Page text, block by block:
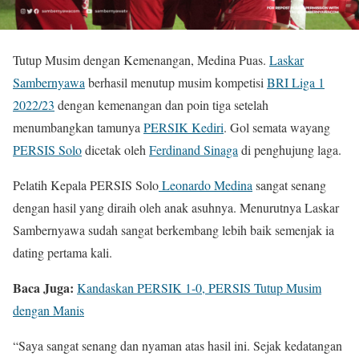
Tutup Musim dengan Kemenangan, Medina Puas. Laskar
Sambernyawaberhasil menutup musim kompetisiBRI Liga 1
2022/23 dengan kemenangan dan poin tiga setelah
menumbangkan tamunyaPERSIK Kediri. Gol semata wayang
PERSIS Solodicetak olehFerdinand Sinagadi penghujung laga.
Pelatih Kepala PERSIS SoloLeonardo Medinasangat senang
dengan hasil yang diraih oleh anak asuhnya. Menurutnya Laskar
Sambernyawa sudah sangat berkembang lebih baik semenjak ia
dating pertama kali.
Baca Juga: Kandaskan PERSIK 1-0, PERSIS Tutup Musim
dengan Manis
“Saya sangat senang dan nyaman atas hasil ini. Sejak kedatangan